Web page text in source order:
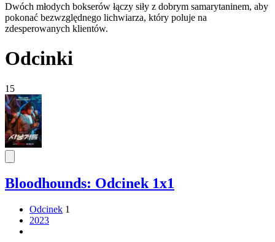
Dwóch młodych bokserów łączy siły z dobrym samarytaninem, aby
pokonać bezwzględnego lichwiarza, który poluje na
zdesperowanych klientów.
Odcinki
15
Bloodhounds: Odcinek 1x1
Odcinek 1
2023